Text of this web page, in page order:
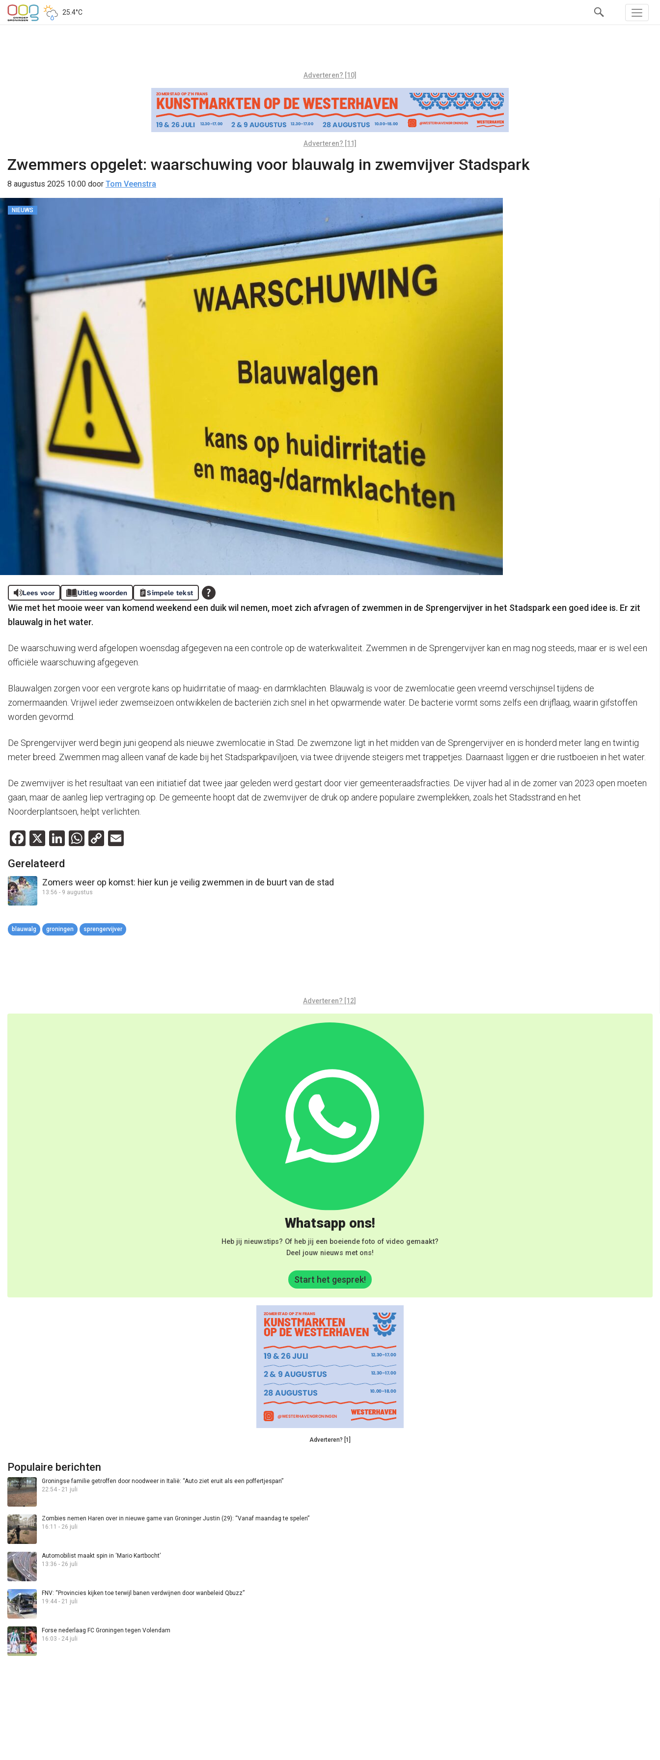
25.4°C
Adverteren? [10]
Adverteren? [11]
Zwemmers opgelet: waarschuwing voor blauwalg in zwemvijver Stadspark
8 augustus 2025 10:00 door Tom Veenstra
NIEUWS
Lees voor Uitleg woorden Simpele tekst
Wie met het mooie weer van komend weekend een duik wil nemen, moet zich afvragen of zwemmen in de Sprengervijver in het Stadspark een goed idee is. Er zit
blauwalg in het water.
De waarschuwing werd afgelopen woensdag afgegeven na een controle op de waterkwaliteit. Zwemmen in de Sprengervijver kan en mag nog steeds, maar er is wel een
officiële waarschuwing afgegeven.
Blauwalgen zorgen voor een vergrote kans op huidirritatie of maag- en darmklachten. Blauwalg is voor de zwemlocatie geen vreemd verschijnsel tijdens de
zomermaanden. Vrijwel ieder zwemseizoen ontwikkelen de bacteriën zich snel in het opwarmende water. De bacterie vormt soms zelfs een drijflaag, waarin gifstoffen
worden gevormd.
De Sprengervijver werd begin juni geopend als nieuwe zwemlocatie in Stad. De zwemzone ligt in het midden van de Sprengervijver en is honderd meter lang en twintig
meter breed. Zwemmen mag alleen vanaf de kade bij het Stadsparkpaviljoen, via twee drijvende steigers met trappetjes. Daarnaast liggen er drie rustboeien in het water.
De zwemvijver is het resultaat van een initiatief dat twee jaar geleden werd gestart door vier gemeenteraadsfracties. De vijver had al in de zomer van 2023 open moeten
gaan, maar de aanleg liep vertraging op. De gemeente hoopt dat de zwemvijver de druk op andere populaire zwemplekken, zoals het Stadsstrand en het
Noorderplantsoen, helpt verlichten.
Facebook
X LinkedIn
WhatsApp
Copy
Gerelateerd
Zomers weer op komst: hier kun je veilig zwemmen in de buurt van de stad
13:56 - 9 augustus
blauwalg groningen sprengervijver
Adverteren? [12]
Whatsapp ons!
Heb jij nieuwstips? Of heb jij een boeiende foto of video gemaakt?
Deel jouw nieuws met ons!
Start het gesprek!
Adverteren? [1]
Populaire berichten
Groningse familie getroffen door noodweer in Italië: “Auto ziet eruit als een poffertjespan”
22:54 - 21 juli
Zombies nemen Haren over in nieuwe game van Groninger Justin (29): “Vanaf maandag te spelen”
16:11 - 26 juli
Automobilist maakt spin in ‘Mario Kartbocht’
13:36 - 26 juli
FNV: “Provincies kijken toe terwijl banen verdwijnen door wanbeleid Qbuzz”
19:44 - 21 juli
Forse nederlaag FC Groningen tegen Volendam
16:03 - 24 juli